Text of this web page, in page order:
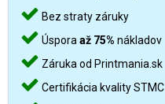
Bez straty záruky
Úspora až 75% nákladov
Záruka od Printmania.sk
Certifikácia kvality STMC